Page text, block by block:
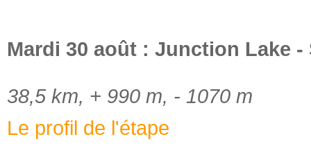
Mardi 30 août : Junction Lake -
38,5 km, + 990 m, - 1070 m
Le profil de l'étape